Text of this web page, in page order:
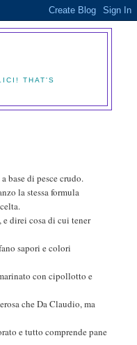
THAT'S
base di pesce crudo.
la stessa formula
direi cosa di cui tener
sapori e colori
con cipollotto e
che Da Claudio, ma
e tutto comprende pane